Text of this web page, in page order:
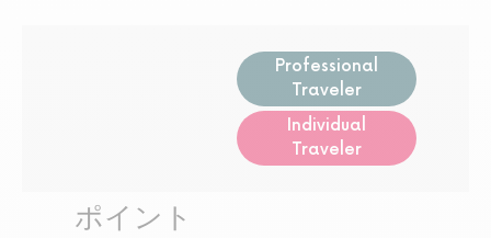
Professional
Traveler
Individual
Traveler
ポイント